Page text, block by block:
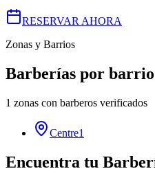
RESERVAR AHORA
Zonas y Barrios
Barberías por barrio
1 zonas con barberos verificados
Centre1
Encuentra tu